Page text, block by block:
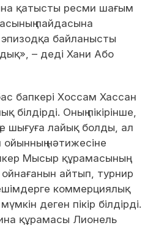
қатысты ресми шағым
пайдасына
байланысты
– деді Хани Або
бапкері Хоссам Хассан
білдірді. Оның пікірінше,
шығуға лайық болды, ал
нәтижесіне
Мысыр құрамасының
айтып, турнир
коммерциялық
деген пікір білдірді.
құрамасы Лионель